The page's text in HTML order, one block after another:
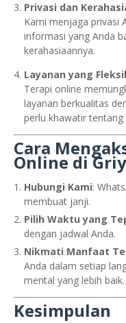
Privasi dan
Kami menjaga privasi
informasi yang Anda
kerahasiaannya.
Layanan yang
Terapi online
layanan berkualitas
perlu khawatir
Cara
Online di
Hubungi Kami:
membuat janji.
Pilih Waktu yang
dengan jadwal Anda.
Nikmati Manfaat
Anda dalam setiap
mental yang lebih baik.
Kesimpulan